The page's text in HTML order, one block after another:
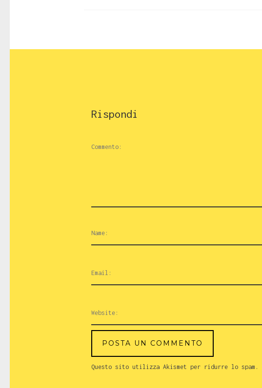
Rispondi
Questo sito utilizza Akismet per ridurre lo spam.